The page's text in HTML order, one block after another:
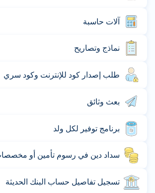
آلات حاسبة
نماذج وتصاريح
طلب إصدار كود للإنترنت وكود سري
بعث وثائق
برنامج توفير لكل ولد
سداد دين في رسوم تأمين أو مخصصات
تسجيل تفاصيل حساب البنك الحديثة